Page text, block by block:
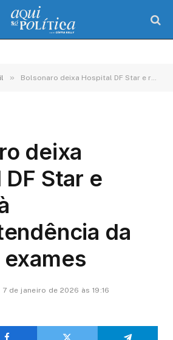
» Bolsonaro deixa Hospital DF Star e retorna à Superintendência da PF após exames
deixa
Star e
da
exames
7 de janeiro de 2026 às 19:16